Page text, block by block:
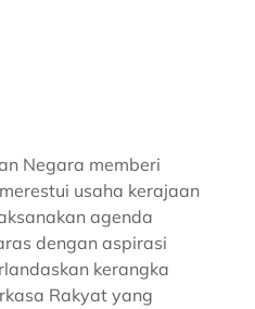
Negara memberi
usaha kerajaan
agenda
dengan aspirasi
kerangka
Rakyat yang